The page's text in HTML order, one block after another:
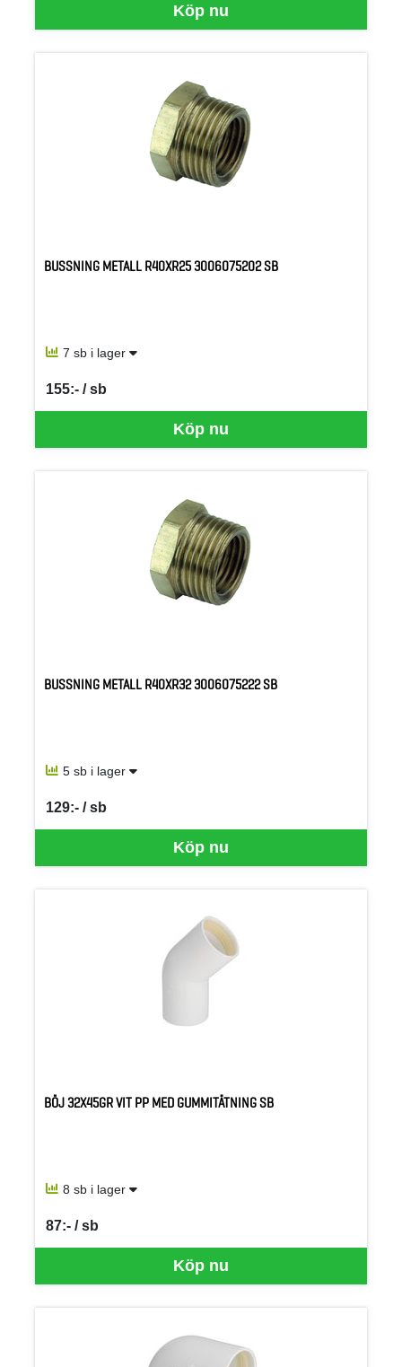
Köp nu
BUSSNING METALL R40XR25 3006075202 SB
7 sb i lager
Köp nu
155:- / sb
SEK per SB
BUSSNING METALL R40XR32 3006075222 SB
5 sb i lager
Köp nu
129:- / sb
SEK per SB
BÖJ 32X45GR VIT PP MED GUMMITÄTNING SB
8 sb i lager
Köp nu
87:- / sb
SEK per SB